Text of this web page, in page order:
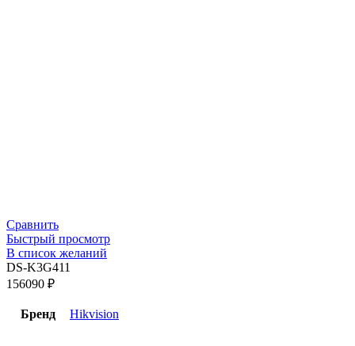
Сравнить
Быстрый просмотр
В список желаний
DS-K3G411
156090 ₽
Бренд Hikvision